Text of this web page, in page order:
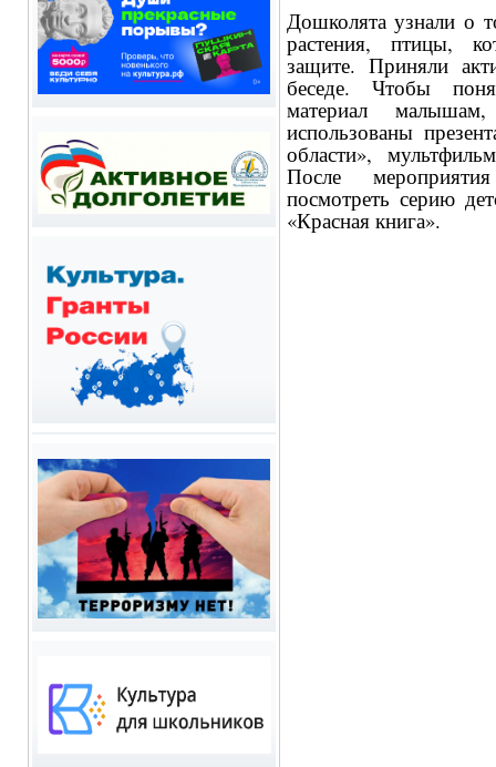
Дошколята узнали о
растения, птицы,
защите. Приняли
беседе. Чтобы
материал
использованы
области»,
После
посмотреть серию
«Красная книга».